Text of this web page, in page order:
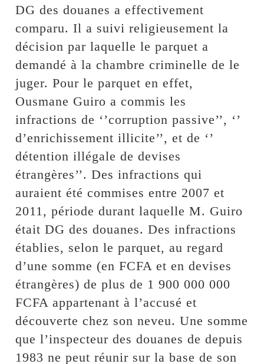
DG des douanes a effectivement
comparu. Il a suivi religieusement la
décision par laquelle le parquet a
demandé à la chambre criminelle de le
juger. Pour le parquet en effet,
Ousmane Guiro a commis les
infractions de ‘’corruption passive’’, ‘’
d’enrichissement illicite’’, et de ‘’
détention illégale de devises
étrangères’’. Des infractions qui
auraient été commises entre 2007 et
2011, période durant laquelle M. Guiro
était DG des douanes. Des infractions
établies, selon le parquet, au regard
d’une somme (en FCFA et en devises
étrangères) de plus de 1 900 000 000
FCFA appartenant à l’accusé et
découverte chez son neveu. Une somme
que l’inspecteur des douanes de depuis
1983 ne peut réunir sur la base de son